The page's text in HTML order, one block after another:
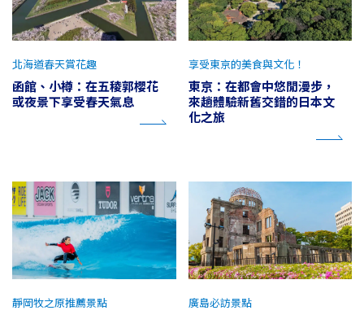
函館、小樽：在五稜郭櫻花
或夜景下享受春天氣息
北海道春天賞花趣
東京：在都會中悠閒漫步，
來趟體驗新舊交錯的日本文
化之旅
享受東京的美食與文化！
靜岡牧之原推薦景點 廣島必訪景點